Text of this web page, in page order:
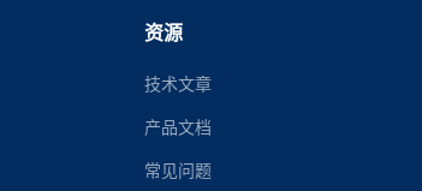
资源
技术文章
产品文档
常见问题